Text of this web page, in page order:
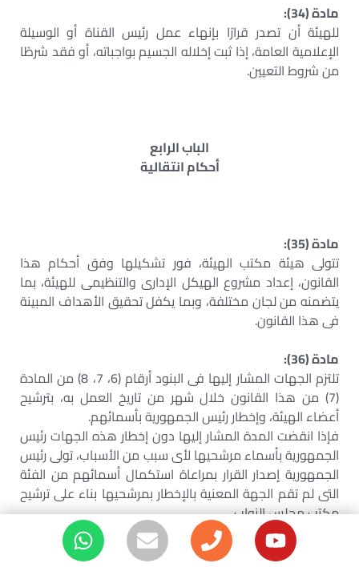
مادة (34):
للهيئة أن تصدر قرارًا بإنهاء عمل رئيس القناة أو الوسيلة
الإعلامية العامة، إذا ثبت إخلاله الجسيم بواجباته، أو فقد شرطًا
من شروط التعيين.
الباب الرابع
أحكام انتقالية
مادة (35):
تتولى هيئة مكتب الهيئة، فور تشكيلها وفق أحكام هذا
القانون، إعداد مشروع الهيكل الإدارى والتنظيمى للهيئة، بما
يتضمنه من لجان مختلفة، وبما يكفل تحقيق الأهداف المبينة
فى هذا القانون.
مادة (36):
تلتزم الجهات المشار إليها فى البنود أرقام (6، 7، 8) من المادة
(7) من هذا القانون خلال شهر من تاريخ العمل به، بترشيح
أعضاء الهيئة، وإخطار رئيس الجمهورية بأسمائهم.
فإذا انقضت المدة المشار إليها دون إخطار هذه الجهات رئيس
الجمهورية بأسماء مرشحيها لأى سبب من الأسباب، تولى رئيس
الجمهورية إصدار القرار بمراعاة استكمال أسمائهم من الفئة
التى لم تقم الجهة المعنية بالإخطار بمرشحيها بناء على ترشيح
مكتب مجلس النواب.